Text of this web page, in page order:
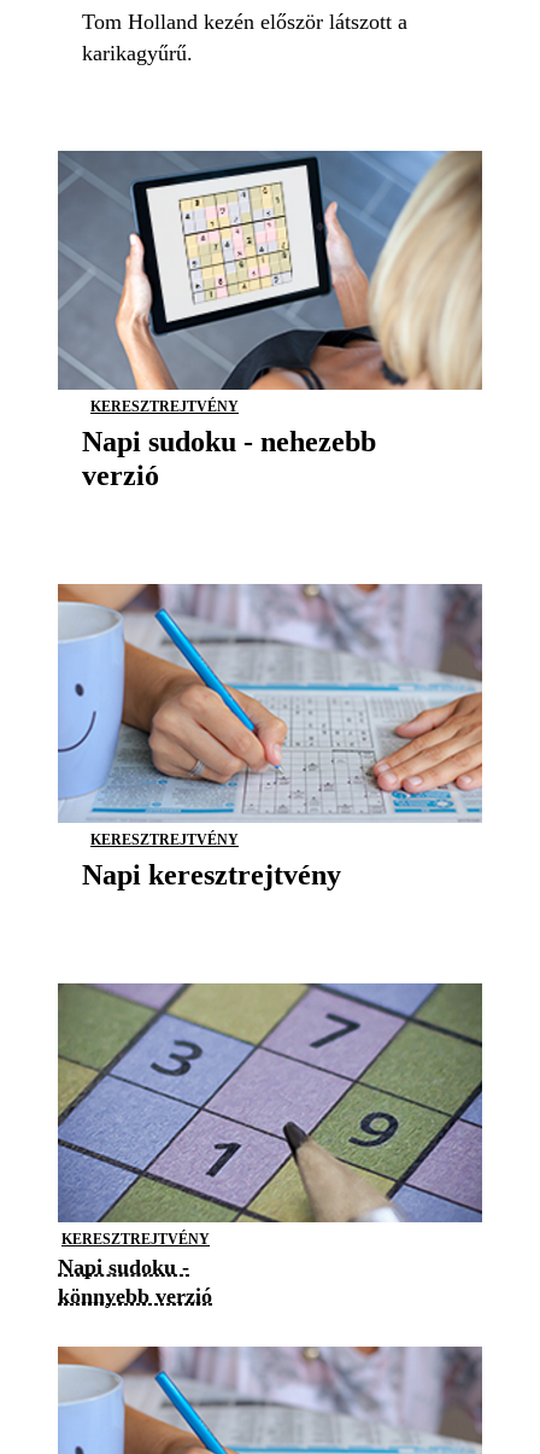
Tom Holland kezén először látszott a
karikagyűrű.
KERESZTREJTVÉNY
Napi sudoku - nehezebb
verzió
KERESZTREJTVÉNY
Napi keresztrejtvény
KERESZTREJTVÉNY
Napi sudoku -
könnyebb verzió